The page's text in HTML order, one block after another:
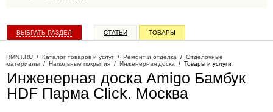
ВЫБРАТЬ РАЗДЕЛ СТАТЬИ ТОВАРЫ
RMNT.RU / Каталог товаров и услуг / Ремонт и отделка / Отделочные
материалы / Напольные покрытия / Инженерная доска / Товары и услуги
Инженерная доска Amigo Бамбук
HDF Парма Click. Москва